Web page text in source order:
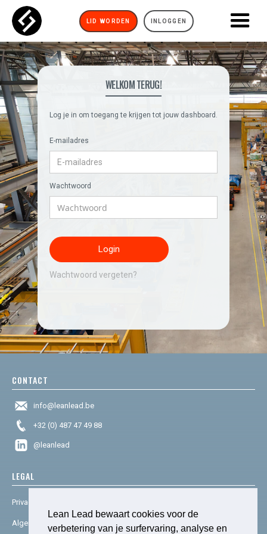
Lean Lead bewaart cookies voor de
verbetering van je surfervaring, analyse en
LID WORDEN INLOGGEN
WELKOM TERUG!
Log je in om toegang te krijgen tot jouw dashboard.
E-mailadres
Wachtwoord
Wachtwoord vergeten?
CONTACT
info@leanlead.be
+32 (0) 487 47 49 88
@leanlead
LEGAL
Privacy & cookies
Algemene voorwaarden